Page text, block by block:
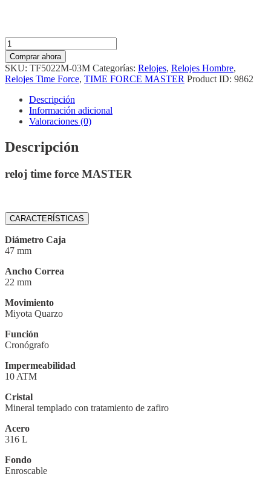
Reloj
Time
Force
Master
TF5022M-
03M
cantidad
Comprar ahora
SKU: TF5022M-03M Categorías: Relojes, Relojes Hombre,
Relojes Time Force, TIME FORCE MASTER Product ID: 9862
Descripción
Información adicional
Valoraciones (0)
Descripción
reloj time force MASTER
CARACTERÍSTICAS
Diámetro Caja
47 mm
Ancho Correa
22 mm
Movimiento
Miyota Quarzo
Función
Cronógrafo
Impermeabilidad
10 ATM
Cristal
Mineral templado con tratamiento de zafiro
Acero
316 L
Fondo
Enroscable